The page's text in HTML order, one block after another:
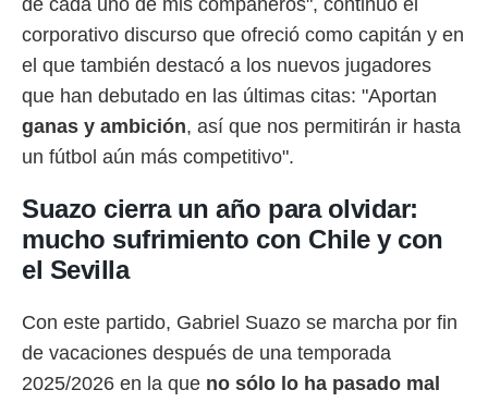
de cada uno de mis compañeros", continuó el
corporativo discurso que ofreció como capitán y en
el que también destacó a los nuevos jugadores
que han debutado en las últimas citas: "Aportan
ganas y ambición, así que nos permitirán ir hasta
un fútbol aún más competitivo".
Suazo cierra un año para olvidar:
mucho sufrimiento con Chile y con
el Sevilla
Con este partido, Gabriel Suazo se marcha por fin
de vacaciones después de una temporada
2025/2026 en la que no sólo lo ha pasado mal